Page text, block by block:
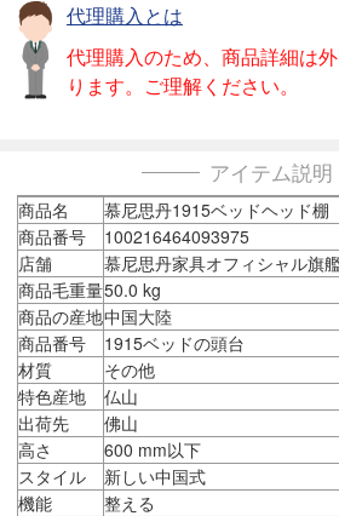
代理購入とは
代理購入のため、商品詳細は
ります。ご理解ください。
アイテム説明
商品名
慕尼思丹1915ベッドヘッド棚
商品番号
100216464093975
店舗
慕尼思丹家具オフィシャル旗
商品毛重量50.0 kg
商品の産地中国大陸
商品番号
1915ベッドの頭台
材質
その他
特色産地
仏山
出荷先
佛山
高さ
600 mm以下
スタイル
新しい中国式
機能
整える